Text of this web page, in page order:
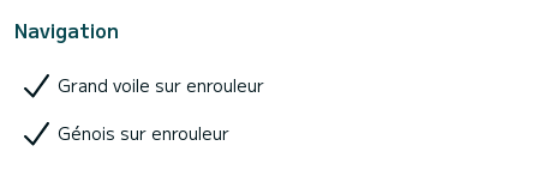
Navigation
Grand voile sur enrouleur
Génois sur enrouleur